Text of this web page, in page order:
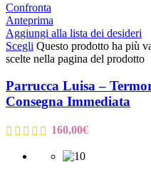
Confronta
Anteprima
Aggiungi alla lista dei desideri
Scegli Questo prodotto ha più
scelte nella pagina del prodotto
Parrucca Luisa –
Consegna Immediata
160,00€